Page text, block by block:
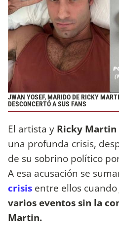
JWAN YOSEF, MARIDO DE RICKY
DESCONCERTÓ A SUS FANS
El artista y Ricky Martin
una profunda crisis,
de su sobrino político
A esa acusación se
crisis entre ellos cuando
varios eventos sin la
Martin.